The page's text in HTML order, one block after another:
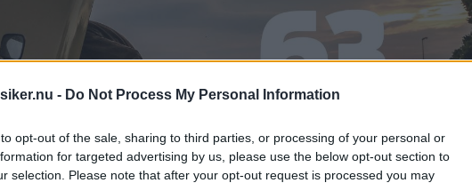
- Do Not Process My Personal Information
opt-out of the sale, sharing to third parties, or processing of your personal or
for targeted advertising by us, please use the below opt-out section to
selection. Please note that after your opt-out request is processed you may